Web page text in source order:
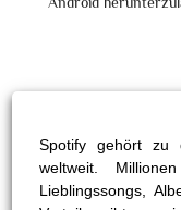
Spotify gehört zu
weltweit.
Lieblingssongs,